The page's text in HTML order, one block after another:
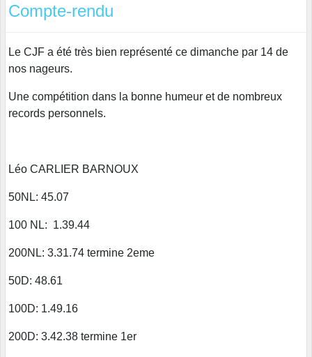
Compte-rendu
Le CJF a été très bien représenté ce dimanche par 14 de
nos nageurs.
Une compétition dans la bonne humeur et de nombreux
records personnels.
Léo CARLIER BARNOUX
50NL: 45.07
100 NL: 1.39.44
200NL: 3.31.74 termine 2eme
50D: 48.61
100D: 1.49.16
200D: 3.42.38 termine 1er